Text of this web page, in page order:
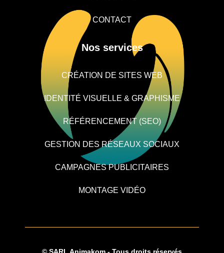
CONTACT
Nos services
CRÉATION DE SITES WEB
IDENTITÉ VISUELLE & GRAPHISME
RÉFÉRENCEMENT (SEO)
GESTION DES RÉSEAUX SOCIAUX
CAMPAGNES PUBLICITAIRES
MONTAGE VIDÉO
© SARL Animakom - Tous droits réservés